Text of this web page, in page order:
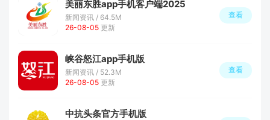
美丽东胜app手机客户端2025
新闻资讯 / 64.5M
26-08-05 更新
查看
峡谷怒江app手机版
新闻资讯 / 52.3M
26-08-05 更新
查看
中抗头条官方手机版